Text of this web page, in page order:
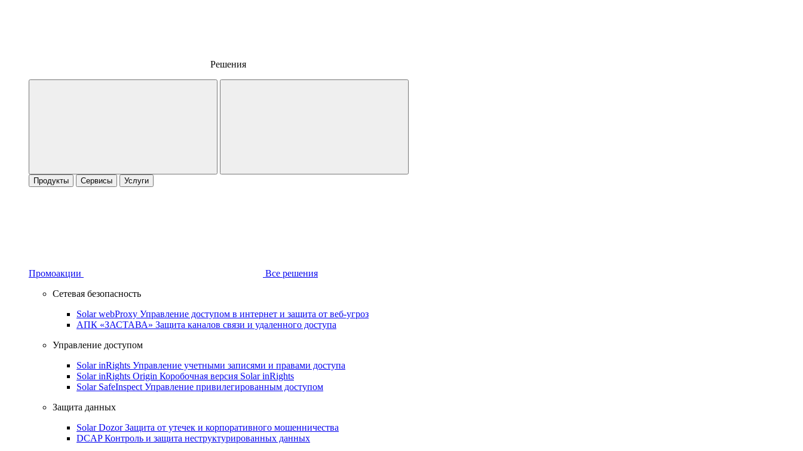
Решения
Продукты Сервисы Услуги
Промоакции
Все решения
Сетевая безопасность
Solar webProxy Управление доступом в интернет и защита от веб-угроз
АПК «ЗАСТАВА» Защита каналов связи и удаленного доступа
Управление доступом
Solar inRights Управление учетными записями и правами доступа
Solar inRights Origin Коробочная версия Solar inRights
Solar SafeInspect Управление привилегированным доступом
Защита данных
Solar DozorЗащита от утечек и корпоративного мошенничества
DCAPКонтроль и защита неструктурированных данных